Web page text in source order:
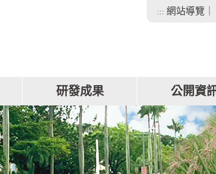
::: 網站導覽
研發成果 公開資